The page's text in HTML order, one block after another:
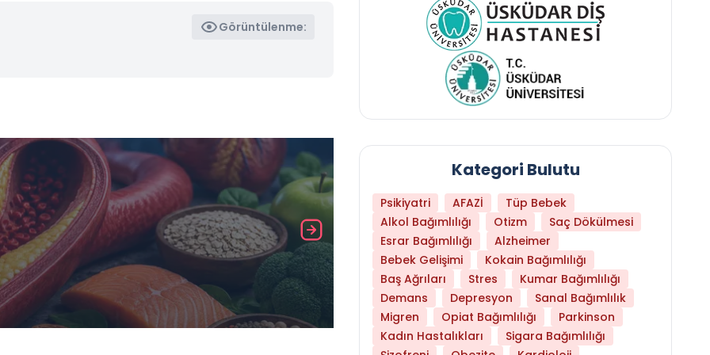
Görüntülenme:
Daha Az Protein Tüketmek Yaşlanmayı
Kategori Bulutu
Psikiyatri AFAZİ
Tüp Bebek
Alkol Bağımlılığı
Otizm
Saç Dökülmesi
Esrar Bağımlılığı
Alzheimer
Bebek Gelişimi
Kokain Bağımlılığı
Baş Ağrıları
Stres
Kumar Bağımlılığı
Demans
Depresyon
Sanal Bağımlılık
Migren
Opiat Bağımlılığı
Parkinson
Kadın Hastalıkları
Sigara Bağımlılığı